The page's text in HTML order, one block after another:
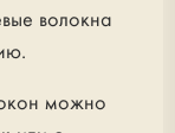
волокна
можно